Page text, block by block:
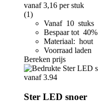
vanaf3,16 per stuk
(1)
Vanaf 10 stuks
Bespaar tot 40%
Materiaal: hout
Voorraad laden
Bereken prijs
Ster LED snoer